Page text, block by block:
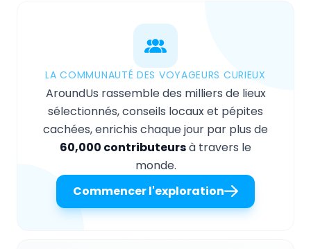
LA COMMUNAUTÉ DES VOYAGEURS CURIEUX
AroundUs rassemble des milliers de lieux
sélectionnés, conseils locaux et pépites
cachées, enrichis chaque jour par plus de
60,000 contributeursà travers le
monde.
Commencer l'exploration